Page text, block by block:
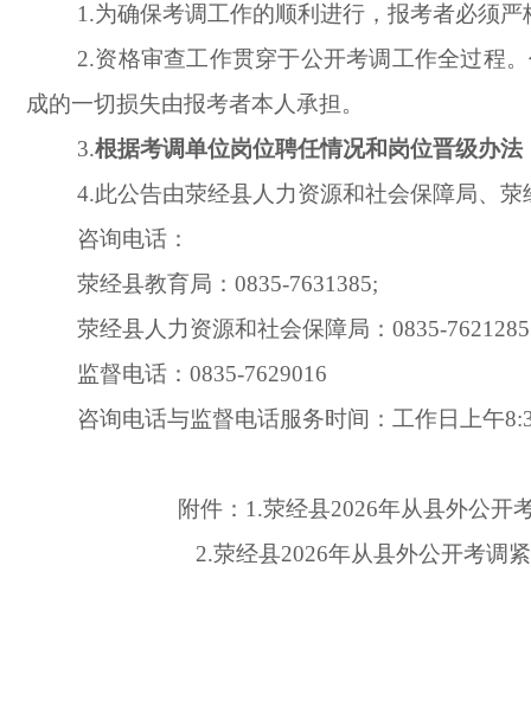
1.为确保考调工作的顺利进行，报考者必须
2.资格审查工作贯穿于公开考调工作全过程
成的一切损失由报考者本人承担。
3.根据考调单位岗位聘任情况和岗位晋级办
4.此公告由荥经县人力资源和社会保障局、
咨询电话：
荥经县教育局：0835-7631385;
荥经县人力资源和社会保障局：0835-
监督电话：0835-7629016
咨询电话与监督电话服务时间：工作日上午
附件：1.荥经县2026年从县外公开
2.荥经县2026年从县外公开考调